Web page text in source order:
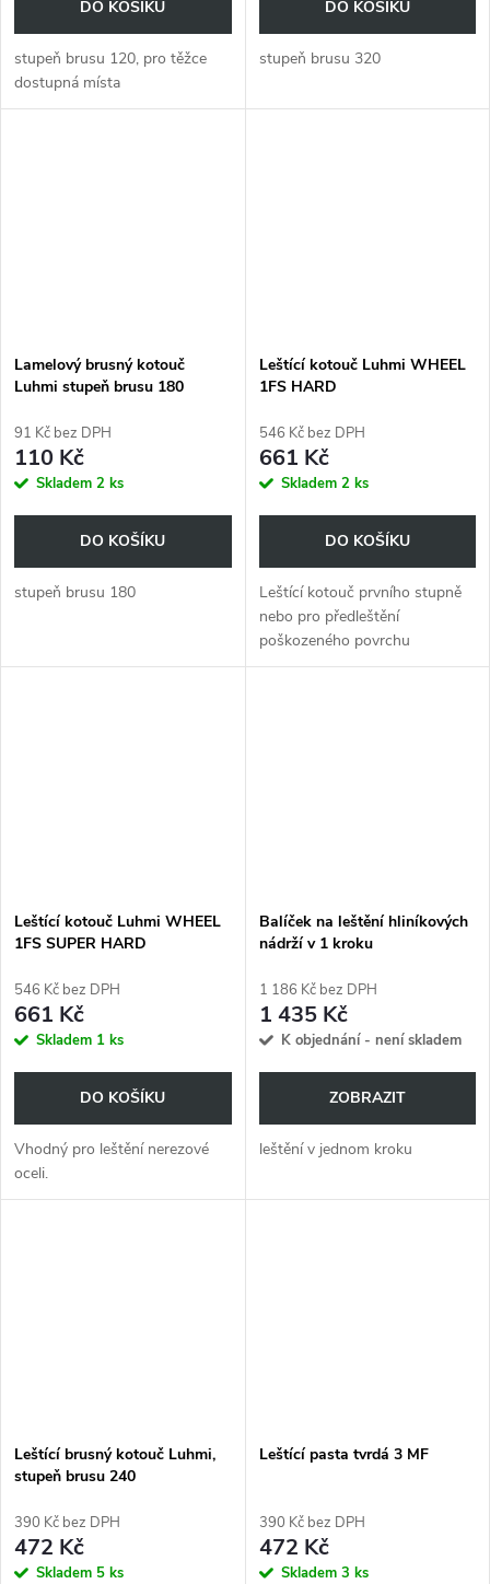
DO KOŠÍKU
stupeň brusu 120, pro těžce
dostupná místa
DO KOŠÍKU
stupeň brusu 320
Lamelový brusný kotouč
Luhmi stupeň brusu 180
91 Kč bez DPH
110 Kč
Skladem 2 ks
DO KOŠÍKU
stupeň brusu 180
Leštící kotouč Luhmi WHEEL
1FS HARD
546 Kč bez DPH
661 Kč
Skladem 2 ks
DO KOŠÍKU
Leštící kotouč prvního stupně
nebo pro předleštění
poškozeného povrchu
Leštící kotouč Luhmi WHEEL
1FS SUPER HARD
546 Kč bez DPH
661 Kč
Skladem 1 ks
DO KOŠÍKU
Vhodný pro leštění nerezové
oceli.
Balíček na leštění hliníkových
nádrží v 1 kroku
1 186 Kč bez DPH
1 435 Kč
K objednání - není skladem
ZOBRAZIT
leštění v jednom kroku
Leštící brusný kotouč Luhmi,
stupeň brusu 240
390 Kč bez DPH
472 Kč
Skladem 5 ks
Leštící pasta tvrdá 3 MF
390 Kč bez DPH
472 Kč
Skladem 3 ks